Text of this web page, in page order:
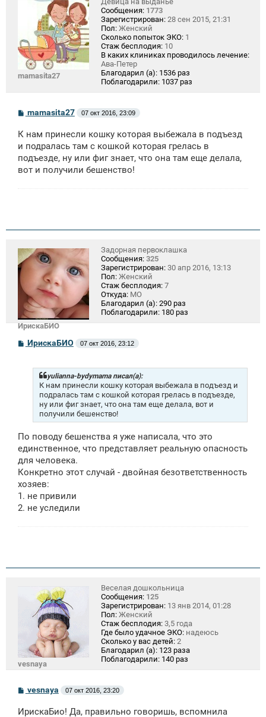
mamasita27
Сообщения: 1773
Зарегистрирован: 28 сен 2015, 21:31
Пол: Женский
Сколько попыток ЭКО: 1
Стаж бесплодия: 10
В каких клиниках проводилось лечение:
Ава-Петер
Благодарил (а): 1536 раз
Поблагодарили: 1037 раз
С
б
щ
н
и
mamasita27 07 окт 2016, 23:09
К нам принесли кошку которая выбежала в подъезд
и подралась там с кошкой которая грелась в
подъезде, ну или фиг знает, что она там еще делала,
вот и получили бешенство!
ИрискаБИО
Задорная первоклашка
Сообщения: 325
Зарегистрирован: 30 апр 2016, 13:13
Пол: Женский
Стаж бесплодия: 7
Откуда: МО
Благодарил (а): 290 раз
Поблагодарили: 180 раз
СИрискаБИО 07 окт 2016, 23:12
yulianna-bydymama писал(а):
К нам принесли кошку которая выбежала в подъезд и
подралась там с кошкой которая грелась в подъезде,
ну или фиг знает, что она там еще делала, вот и
получили бешенство!
По поводу бешенства я уже написала, что это
единственное, что представляет реальную опасность
для человека.
Конкретно этот случай - двойная безответственность
хозяев:
1. не привили
2. не уследили
vesnaya
Веселая дошкольница
Сообщения: 125
Зарегистрирован: 13 янв 2014, 01:28
Пол: Женский
Стаж бесплодия: 3,5 года
Где было удачное ЭКО: надеюсь
Сколько у вас детей: 2
Благодарил (а): 123 раза
Поблагодарили: 140 раз
С
б
vesnaya 07 окт 2016, 23:20
ИрискаБио! Да, правильно говоришь, вспомнила